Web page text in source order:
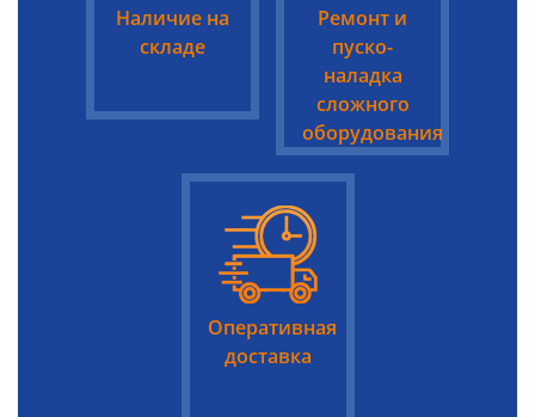
Наличие на
складе
Ремонт и
пуско-
наладка
сложного
оборудования
Оперативная
доставка